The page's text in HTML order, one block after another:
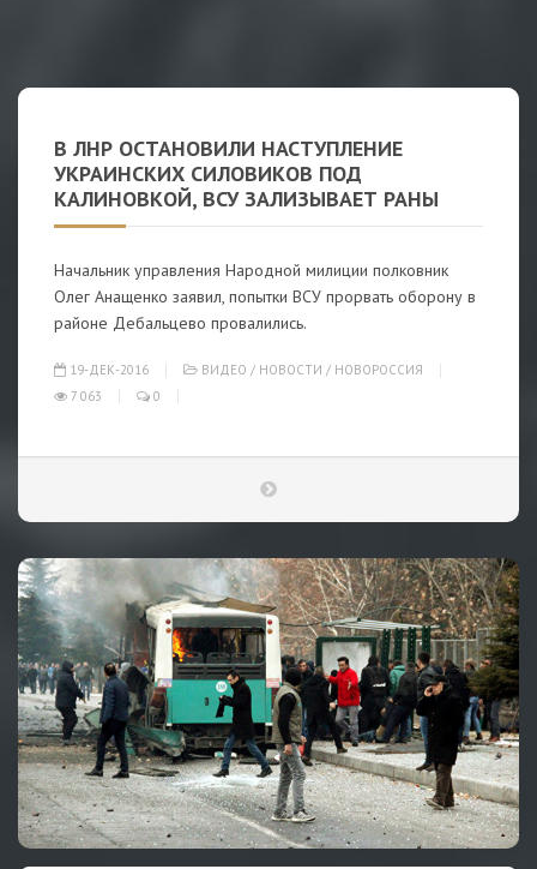
В ЛНР ОСТАНОВИЛИ НАСТУПЛЕНИЕ
УКРАИНСКИХ СИЛОВИКОВ ПОД
КАЛИНОВКОЙ, ВСУ ЗАЛИЗЫВАЕТ РАНЫ
Начальник управления Народной милиции полковник
Олег Анащенко заявил, попытки ВСУ прорвать оборону в
районе Дебальцево провалились.
19-ДЕК-2016 ВИДЕО / НОВОСТИ / НОВОРОССИЯ
7 063
0